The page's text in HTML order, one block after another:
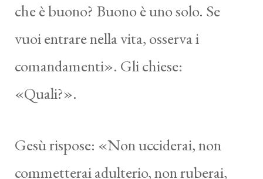
che è buono? Buono è uno solo. Se
vuoi entrare nella vita, osserva i
comandamenti». Gli chiese:
«Quali?».
Gesù rispose: «Non ucciderai, non
commetterai adulterio, non ruberai,